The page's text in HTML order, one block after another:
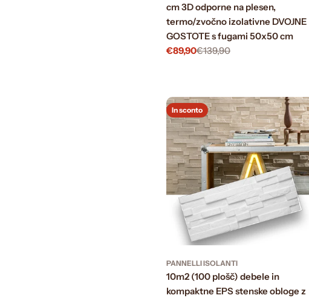
cm 3D odporne na plesen,
termo/zvočno izolativne DVOJNE
GOSTOTE s fugami 50x50 cm
Prezzo
€89,90
Prezzo€139,90
In sconto
PANNELLI ISOLANTI
10m2 (100 plošč) debele in
kompaktne EPS stenske obloge z